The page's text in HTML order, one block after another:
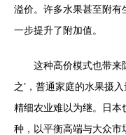
溢价。许多水果甚至附
一步提升了附加值。
这种高价模式也带来
之’，普通家庭的水果摄
精细农业难以为继。日本
种，以平衡高端与大众市